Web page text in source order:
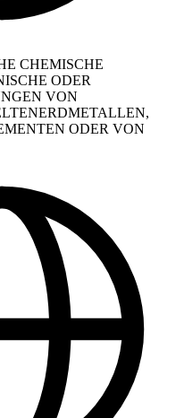
CHEMISCHE
ODER
VON
ODER VON